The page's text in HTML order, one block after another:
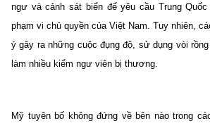
ngư và cảnh sát biển để yêu cầu Trung
phạm vi chủ quyền của Việt Nam. Tuy nhiên,
ý gây ra những cuộc đụng độ, sử dụng vòi
làm nhiều kiểm ngư viên bị thương.
Mỹ tuyên bố không đứng về bên nào trong